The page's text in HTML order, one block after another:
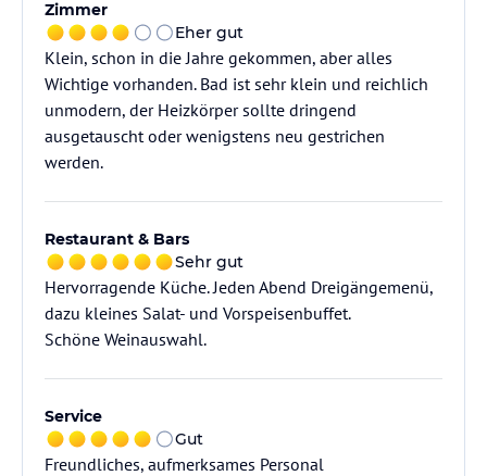
Zimmer
Eher gut
Klein, schon in die Jahre gekommen, aber alles
Wichtige vorhanden. Bad ist sehr klein und reichlich
unmodern, der Heizkörper sollte dringend
ausgetauscht oder wenigstens neu gestrichen
werden.
Restaurant & Bars
Sehr gut
Hervorragende Küche. Jeden Abend Dreigängemenü,
dazu kleines Salat- und Vorspeisenbuffet.
Schöne Weinauswahl.
Service
Gut
Freundliches, aufmerksames Personal